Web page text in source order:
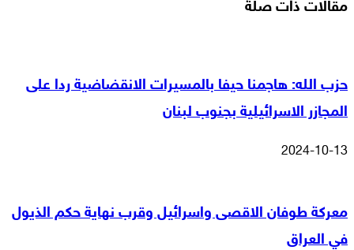
مقالات ذات صلة
حزب الله: هاجمنا حيفا بالمسيرات الانقضاضية ردا على
المجازر الاسرائيلية بجنوب لبنان
2024-10-13
معركة طوفان الاقصى واسرائيل وقرب نهاية حكم الذيول
في العراق